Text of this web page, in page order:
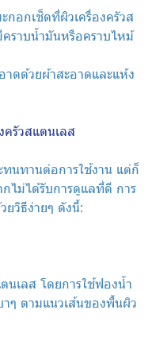
อกเช็ดที่ผิวเครื่องครัวส
ราบน้ำมันหรือคราบไหม้
ดด้วยผ้าสะอาดและแห้ง
รัวสแตนเลส
นทานต่อการใช้งาน แต่ก็
ไม่ได้รับการดูแลที่ดี การ
วิธีง่ายๆ ดังนี้:
เลส โดยการใช้ฟองน้ำ
ๆ ตามแนวเส้นของพื้นผิว